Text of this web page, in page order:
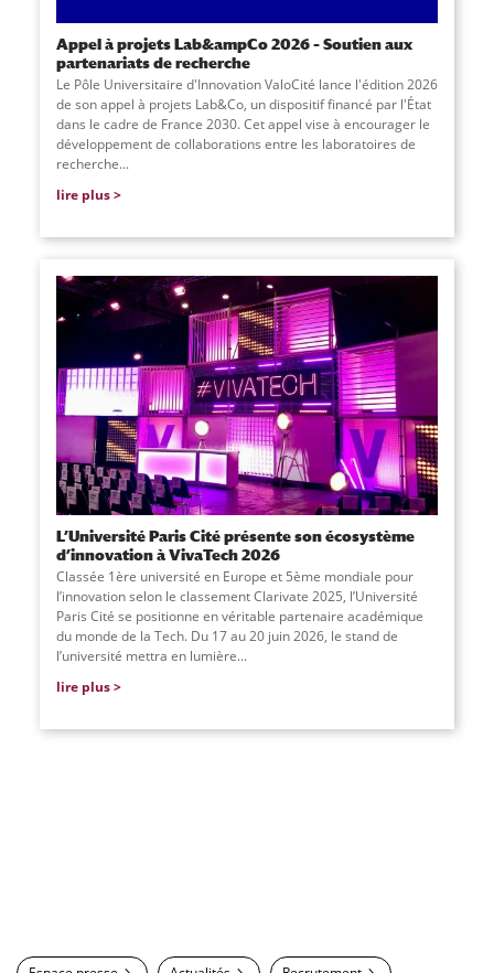
Appel à projets Lab&ampCo 2026 – Soutien aux
partenariats de recherche
Le Pôle Universitaire d'Innovation ValoCité lance l'édition 2026
de son appel à projets Lab&Co, un dispositif financé par l'État
dans le cadre de France 2030. Cet appel vise à encourager le
développement de collaborations entre les laboratoires de
recherche...
lire plus
L’Université Paris Cité présente son écosystème
d’innovation à VivaTech 2026
Classée 1ère université en Europe et 5ème mondiale pour
l’innovation selon le classement Clarivate 2025, l’Université
Paris Cité se positionne en véritable partenaire académique
du monde de la Tech. Du 17 au 20 juin 2026, le stand de
l’université mettra en lumière...
lire plus